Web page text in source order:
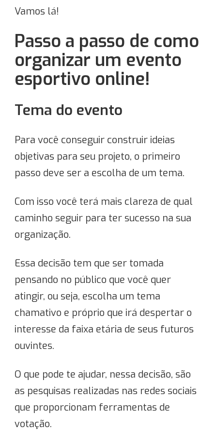
Vamos lá!
Passo a passo de como
organizar um evento
esportivo online!
Tema do evento
Para você conseguir construir ideias
objetivas para seu projeto, o primeiro
passo deve ser a escolha de um tema.
Com isso você terá mais clareza de qual
caminho seguir para ter sucesso na sua
organização.
Essa decisão tem que ser tomada
pensando no público que você quer
atingir, ou seja, escolha um tema
chamativo e próprio que irá despertar o
interesse da faixa etária de seus futuros
ouvintes.
O que pode te ajudar, nessa decisão, são
as pesquisas realizadas nas redes sociais
que proporcionam ferramentas de
votação.